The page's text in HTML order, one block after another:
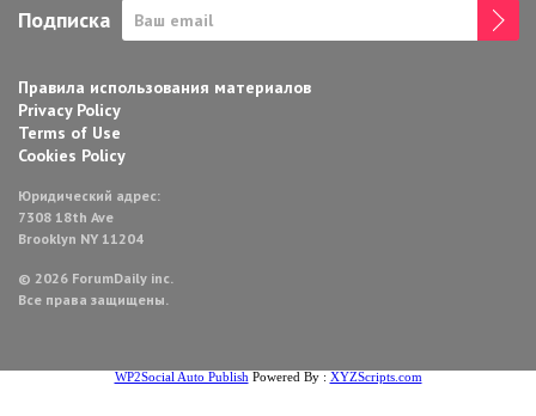
Подписка
Правила использования материалов
Privacy Policy
Terms of Use
Cookies Policy
Юридический адрес:
7308 18th Ave
Brooklyn NY 11204
© 2026 ForumDaily inc.
Все права защищены.
WP2Social Auto Publish Powered By : XYZScripts.com